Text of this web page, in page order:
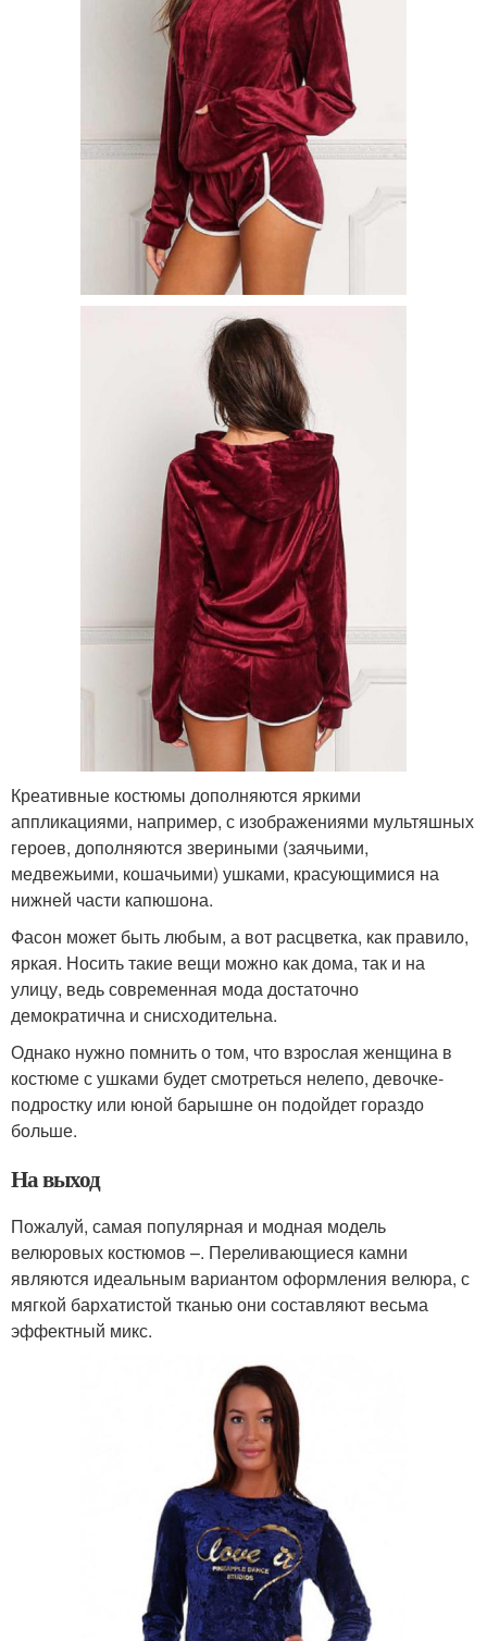
Креативные костюмы дополняются яркими
аппликациями, например, с изображениями мультяшных
героев, дополняются звериными (заячьими,
медвежьими, кошачьими) ушками, красующимися на
нижней части капюшона.
Фасон может быть любым, а вот расцветка, как правило,
яркая. Носить такие вещи можно как дома, так и на
улицу, ведь современная мода достаточно
демократична и снисходительна.
Однако нужно помнить о том, что взрослая женщина в
костюме с ушками будет смотреться нелепо, девочке-
подростку или юной барышне он подойдет гораздо
больше.
На выход
Пожалуй, самая популярная и модная модель
велюровых костюмов –. Переливающиеся камни
являются идеальным вариантом оформления велюра, с
мягкой бархатистой тканью они составляют весьма
эффектный микс.